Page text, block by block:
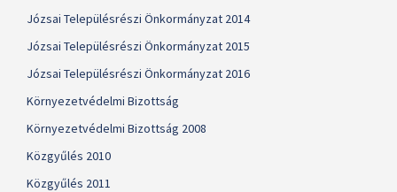
Józsai Településrészi Önkormányzat 2014
Józsai Településrészi Önkormányzat 2015
Józsai Településrészi Önkormányzat 2016
Környezetvédelmi Bizottság
Környezetvédelmi Bizottság 2008
Közgyűlés 2010
Közgyűlés 2011